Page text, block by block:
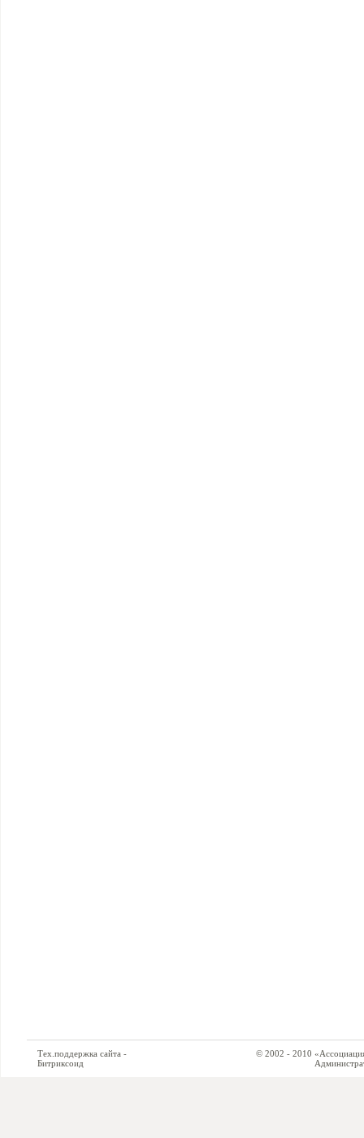
Тех.поддержка сайта -
Битриксоид
© 2002 - 2010 «Ассоциация